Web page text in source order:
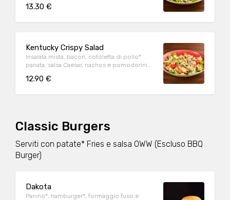
13.30 €
Kentucky Crispy Salad
Insalata mista, bacon, cotoletta di pollo*
panata, salsa Caesar, nachos e pomodorini
12.90 €
Classic Burgers
Serviti con patate* Fries e salsa OWW (Escluso BBQ
Burger)
Dakota
Panino*, hamburger*, formaggio fuso e